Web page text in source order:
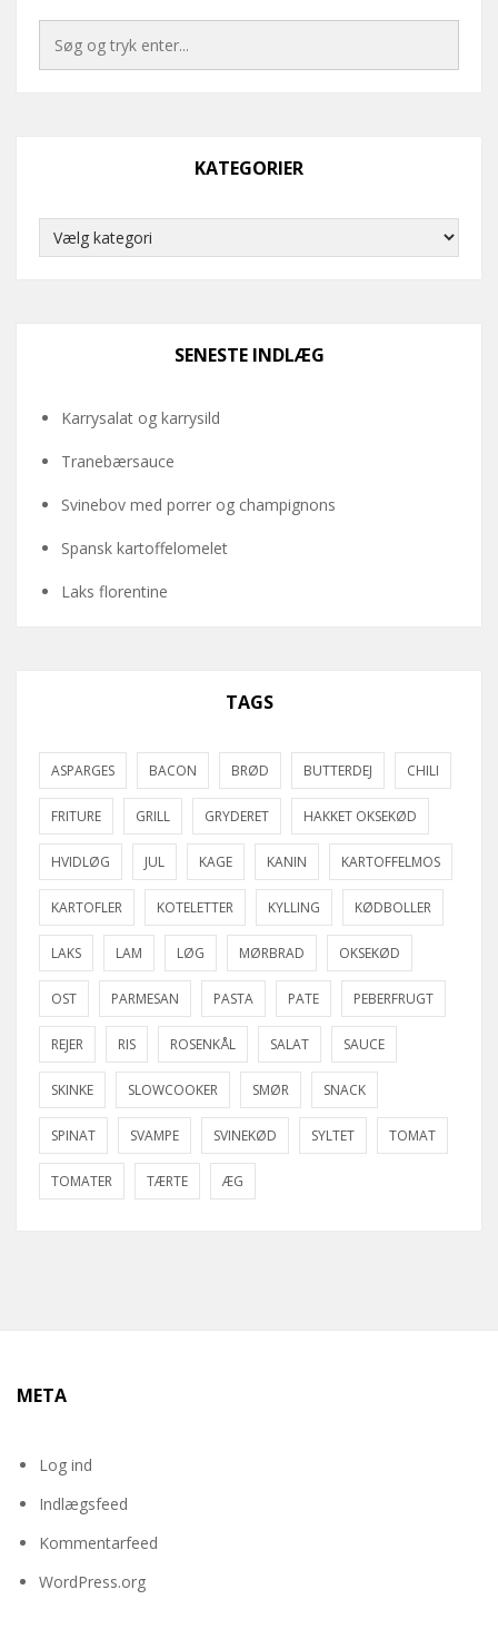
KATEGORIER
Kategorier
SENESTE INDLÆG
Karrysalat og karrysild
Tranebærsauce
Svinebov med porrer og champignons
Spansk kartoffelomelet
Laks florentine
TAGS
ASPARGES BACON BRØD BUTTERDEJ CHILI
FRITURE GRILL GRYDERET HAKKET OKSEKØD
HVIDLØG JUL KAGE KANIN KARTOFFELMOS
KARTOFLER KOTELETTER KYLLING KØDBOLLER
LAKS LAM LØG MØRBRAD OKSEKØD
OST PARMESAN PASTA PATE PEBERFRUGT
REJER RIS ROSENKÅL SALAT SAUCE
SKINKE SLOWCOOKER SMØR SNACK
SPINAT SVAMPE SVINEKØD SYLTET TOMAT
TOMATER TÆRTE ÆG
META
Log ind
Indlægsfeed
Kommentarfeed
WordPress.org